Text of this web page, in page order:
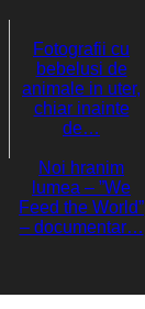
Fotografii cu
bebelusi de
animale in uter,
chiar inainte
de…
Noi hranim
lumea – ”We
Feed the World”
– documentar…